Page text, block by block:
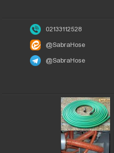
02133112528
@SabraHose
@SabraHose